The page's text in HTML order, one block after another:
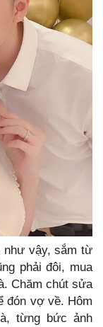
như vậy, sắm từ
phải đôi, mua
Chăm chút sửa
đón vợ về. Hôm
từng bức ảnh